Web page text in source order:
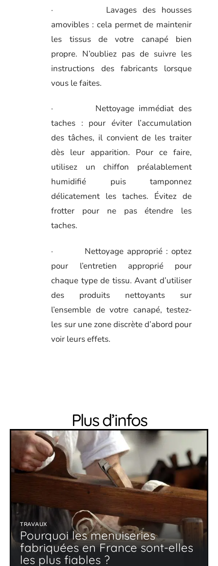
· Lavages des housses
amovibles : cela permet de maintenir
les tissus de votre canapé bien
propre. N’oubliez pas de suivre les
instructions des fabricants lorsque
vous le faites.
· Nettoyage immédiat des
taches : pour éviter l’accumulation
des tâches, il convient de les traiter
dès leur apparition. Pour ce faire,
utilisez un chiffon préalablement
humidifié puis tamponnez
délicatement les taches. Évitez de
frotter pour ne pas étendre les
taches.
· Nettoyage approprié : optez
pour l’entretien approprié pour
chaque type de tissu. Avant d’utiliser
des produits nettoyants sur
l’ensemble de votre canapé, testez-
les sur une zone discrète d’abord pour
voir leurs effets.
Plus d’infos
TRAVAUX
Pourquoi les menuiseries
fabriquées en France sont-elles
les plus fiables ?